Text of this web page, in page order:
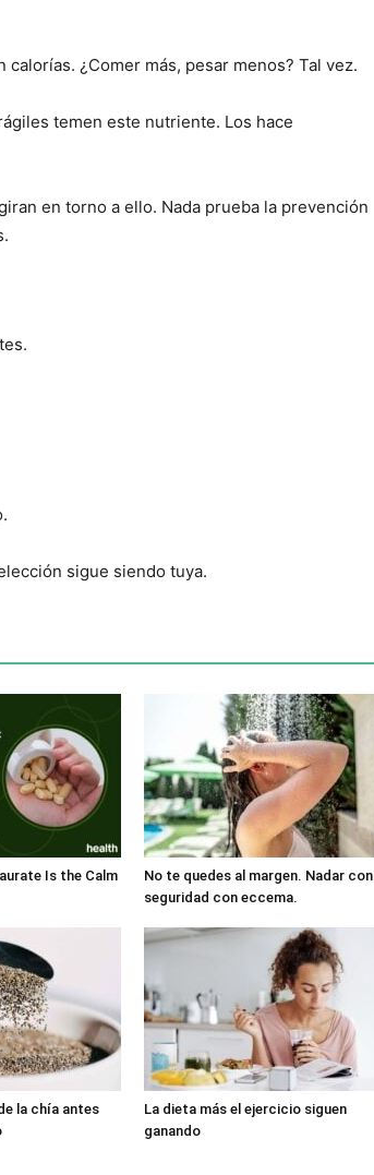
¿Comer más, pesar menos? Tal vez.
temen este nutriente. Los hace
en torno a ello. Nada prueba la prevención
sigue siendo tuya.
Is the Calm
No te quedes al margen. Nadar con
seguridad con eccema.
la chía antes
La dieta más el ejercicio siguen
ganando